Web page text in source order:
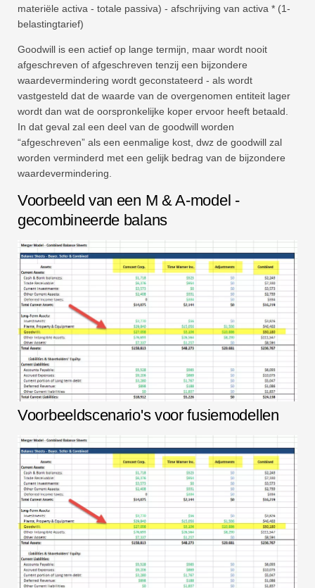
materiële activa - totale passiva) - afschrijving van activa * (1-
belastingtarief)
Goodwill is een actief op lange termijn, maar wordt nooit
afgeschreven of afgeschreven tenzij een bijzondere
waardevermindering wordt geconstateerd - als wordt
vastgesteld dat de waarde van de overgenomen entiteit lager
wordt dan wat de oorspronkelijke koper ervoor heeft betaald.
In dat geval zal een deel van de goodwill worden
“afgeschreven” als een eenmalige kost, dwz de goodwill zal
worden verminderd met een gelijk bedrag van de bijzondere
waardevermindering.
Voorbeeld van een M & A-model -
gecombineerde balans
Voorbeeldscenario's voor fusiemodellen